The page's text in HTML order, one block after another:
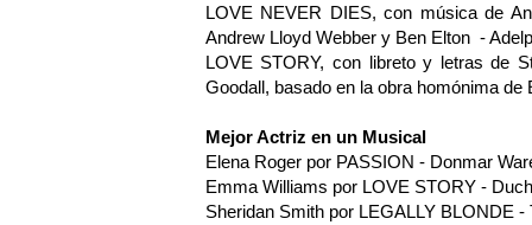
LOVE NEVER DIES, con música de
Andrew Lloyd Webber y Ben Elton -
LOVE STORY, con libreto y letras de
Goodall, basado en la obra homónima
Mejor Actriz en un Musical
Elena Roger por PASSION - Donmar
Emma Williams por LOVE STORY -
Sheridan Smith por LEGALLY BLONDE